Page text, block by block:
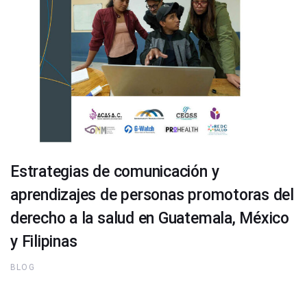
Estrategias de comunicación y
aprendizajes de personas promotoras del
derecho a la salud en Guatemala, México
y Filipinas
BLOG